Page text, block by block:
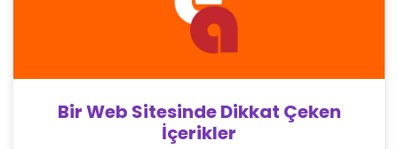
Bir Web Sitesinde Dikkat Çeken
İçerikler